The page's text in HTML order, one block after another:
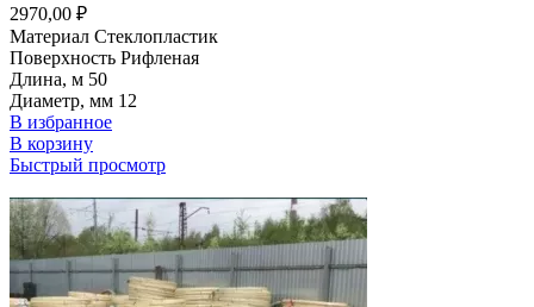
2970,00 ₽
Материал Стеклопластик
Поверхность Рифленая
Длина, м 50
Диаметр, мм 12
В избранное
В корзину
Быстрый просмотр